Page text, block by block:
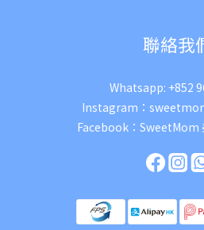
聯絡我
Whatsapp: +852
Instagram：
Facebook： SweetMom